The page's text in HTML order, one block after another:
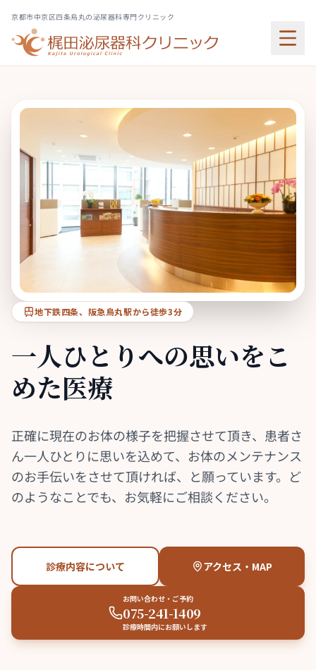
京都市中京区四条烏丸の泌尿器科専門クリニック
地下鉄四条、阪急烏丸駅から徒歩3分
一人ひとりへの思いをこ
めた医療
正確に現在のお体の様子を把握させて頂き、患者さ
ん一人ひとりに思いを込めて、お体のメンテナンス
のお手伝いをさせて頂ければ、と願っています。ど
のようなことでも、お気軽にご相談ください。
診療内容について アクセス・MAP
お問い合わせ・ご予約
075-241-1409
診療時間内にお願いします